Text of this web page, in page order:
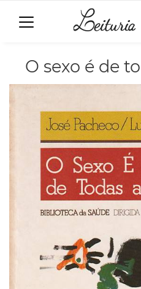
O sexo é de